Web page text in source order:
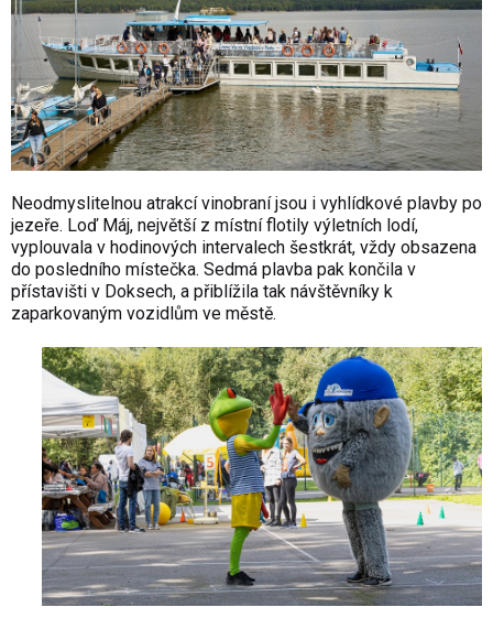
Neodmyslitelnou atrakcí vinobraní jsou i vyhlídkové plavby po
jezeře. Loď Máj, největší z místní flotily výletních lodí,
vyplouvala v hodinových intervalech šestkrát, vždy obsazena
do posledního místečka. Sedmá plavba pak končila v
přístavišti v Doksech, a přiblížila tak návštěvníky k
zaparkovaným vozidlům ve městě.